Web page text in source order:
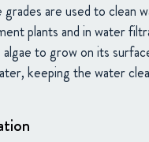
grades are used to clean
plants and in water
algae to grow on its
keeping the water